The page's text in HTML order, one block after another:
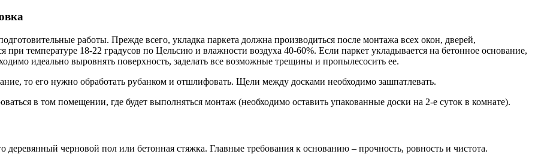
работы. Прежде всего, укладка паркета должна производиться после монтажа всех окон, дверей,
температуре 18-22 градусов по Цельсию и влажности воздуха 40-60%. Если паркет укладывается на бетонное основание,
идеально выровнять поверхность, заделать все возможные трещины и пропылесосить ее.
то его нужно обработать рубанком и отшлифовать. Щели между досками необходимо зашпатлевать.
в том помещении, где будет выполняться монтаж (необходимо оставить упакованные доски на 2-е суток в комнате).
черновой пол или бетонная стяжка. Главные требования к основанию – прочность, ровность и чистота.